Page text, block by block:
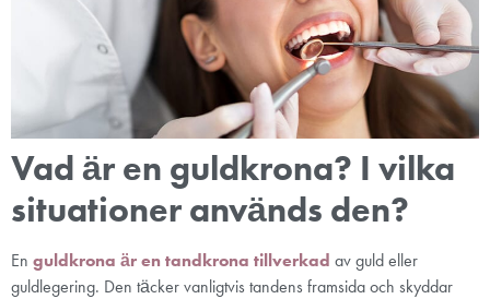
Vad är en guldkrona? I vilka
situationer används den?
En guldkrona är en tandkrona tillverkad av guld eller
guldlegering. Den täcker vanligtvis tandens framsida och skyddar